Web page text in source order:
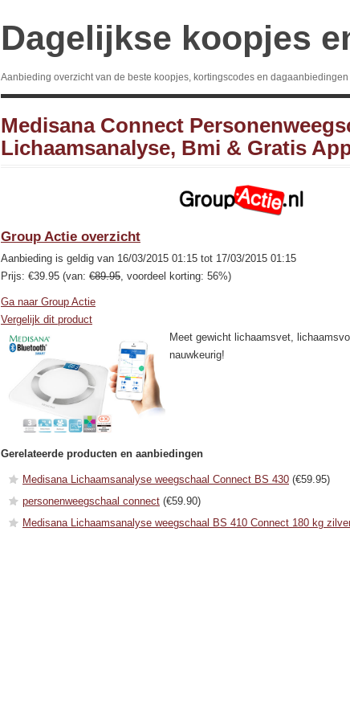
Dagelijkse koopjes
Aanbieding overzicht van de beste koopjes, kortingscodes en
Medisana Connect
Lichaamsanalyse, Bmi & Gratis
Group Actie overzicht
Aanbieding is geldig van 16/03/2015 01:15 tot 17/03/2015 01:15
Prijs: €39.95 (van: €89.95, voordeel korting: 56%)
Ga naar Group Actie
Vergelijk dit product
Meet gewicht lichaamsvet,
nauwkeurig!
Gerelateerde producten en aanbiedingen
Medisana Lichaamsanalyse weegschaal Connect BS 430 (€59.95)
personenweegschaal connect (€59.90)
Medisana Lichaamsanalyse weegschaal BS 410 Connect 180 kg